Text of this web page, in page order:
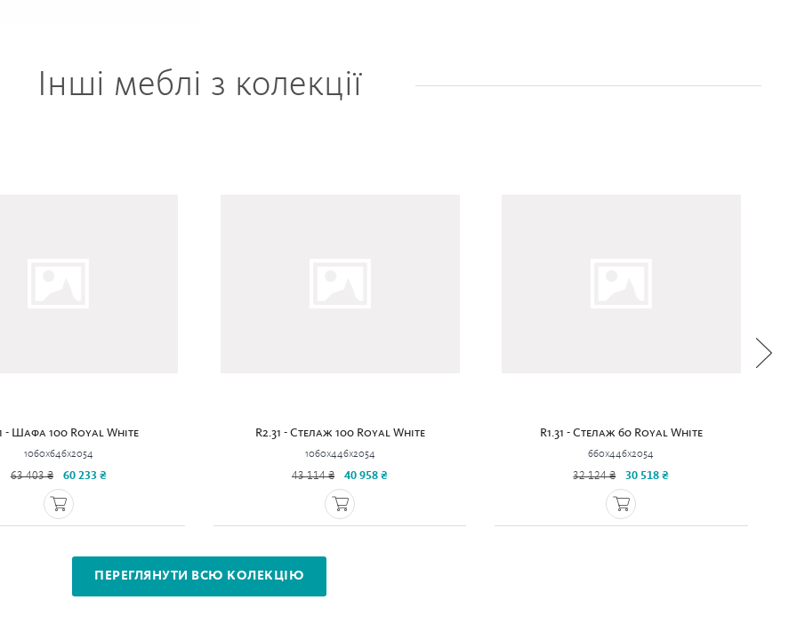
Інші меблі з колекції
- Шафа 100 Royal White
1060x646x2054
63 403 ₴ 60 233 ₴
R2.31 - Стелаж 100 Royal White
1060x446x2054
43 114 ₴ 40 958 ₴
R1.31 - Стелаж 60 Royal White
660x446x2054
32 124 ₴ 30 518 ₴
ПЕРЕГЛЯНУТИ ВСЮ КОЛЕКЦІЮ